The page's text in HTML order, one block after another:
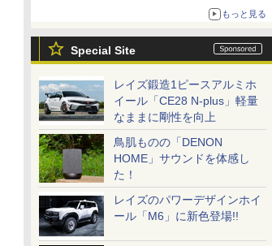
もっと見る
Special Site
レイズ鍛造1ピースアルミホ
イール「CE28 N-plus」軽量
なままに剛性を向上
鳥肌ものの「DENON
HOME」サウンドを体感し
た！
レイズのパワーデザインホイ
ール「M6」に新色登場!!